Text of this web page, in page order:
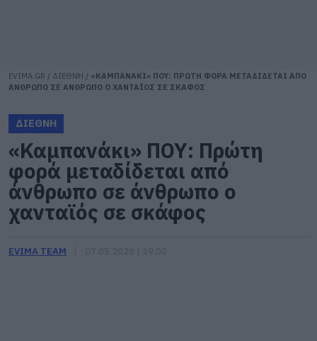
EVIMA.GR / ΔΙΕΘΝΗ / «ΚΑΜΠΑΝΑΚΙ» ΠΟΥ: ΠΡΩΤΗ ΦΟΡΑ ΜΕΤΑΔΙΔΕΤΑΙ ΑΠΟ
ΑΝΘΡΩΠΟ ΣΕ ΑΝΘΡΩΠΟ Ο ΧΑΝΤΑΪΟΣ ΣΕ ΣΚΑΦΟΣ
ΔΙΕΘΝΗ
«Καμπανάκι» ΠΟΥ: Πρώτη
φορά μεταδίδεται από
άνθρωπο σε άνθρωπο ο
χανταϊός σε σκάφος
EVIMA TEAM